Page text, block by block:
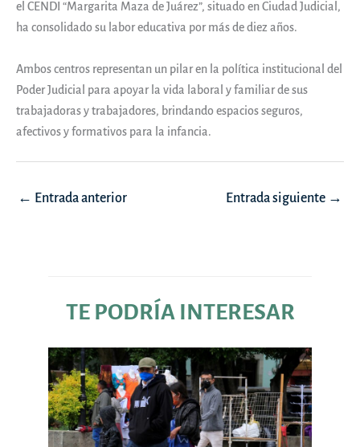
el CENDI “Margarita Maza de Juárez”, situado en Ciudad Judicial,
ha consolidado su labor educativa por más de diez años.
Ambos centros representan un pilar en la política institucional del
Poder Judicial para apoyar la vida laboral y familiar de sus
trabajadoras y trabajadores, brindando espacios seguros,
afectivos y formativos para la infancia.
Navegación
← Entrada anterior Entrada siguiente →
TE PODRÍA INTERESAR